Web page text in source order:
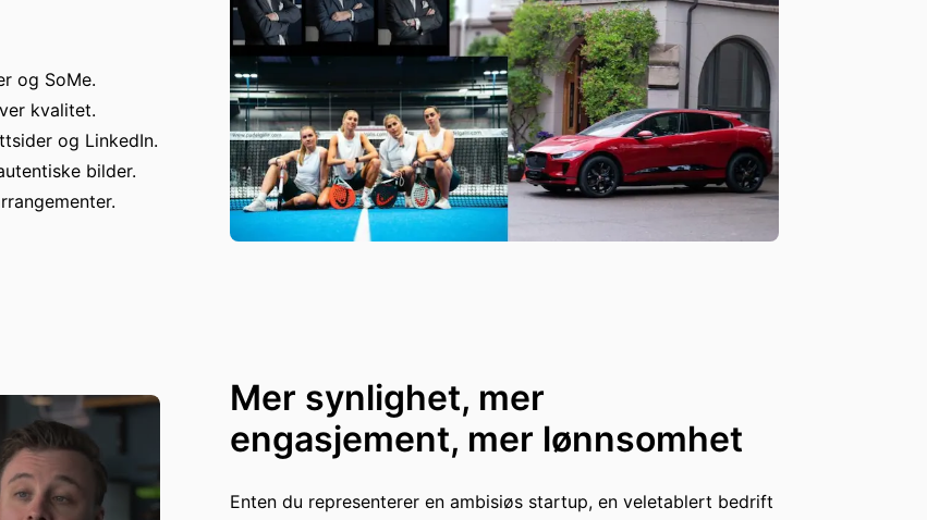
og SoMe.
kvalitet.
og LinkedIn.
bilder.
Mer synlighet, mer
engasjement, mer lønnsomhet
Enten du representerer en ambisiøs startup, en veletablert bedrift